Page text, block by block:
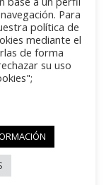
de
al
ser
ambos
Para
política de
mediante el
de forma
su uso